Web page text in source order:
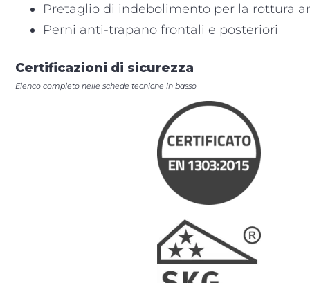
Pretaglio di indebolimento per la rottura
Perni anti-trapano frontali e posteriori
Certificazioni di sicurezza
Elenco completo nelle schede tecniche in basso